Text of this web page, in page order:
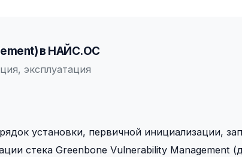
в НАЙС.ОС
эксплуатация
установки, первичной инициализации,
стека Greenbone Vulnerability Management